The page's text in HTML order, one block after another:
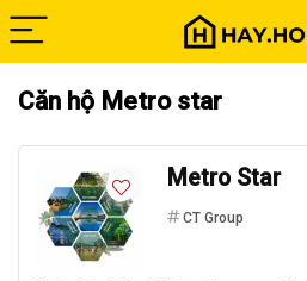
Căn hộ Metro star
Metro Star
CT Group